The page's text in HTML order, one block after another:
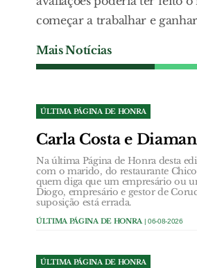
começar a trabalhar e
Mais Notícias
ÚLTIMA PÁGINA DE HONRA
Carla Costa e
Na última Página de Honra desta
com o marido, do restaurante
quem diga que um empresário ou
Diogo, empresário e gestor de
suposição está errada.
ÚLTIMA PÁGINA DE HONRA | 06-08-2026
ÚLTIMA PÁGINA DE HONRA